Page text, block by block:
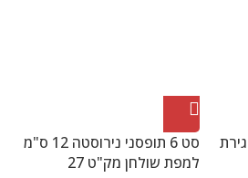
סט 6 תופסני נירוסטה 12 ס"מ
למפת שולחן מק"ט 27